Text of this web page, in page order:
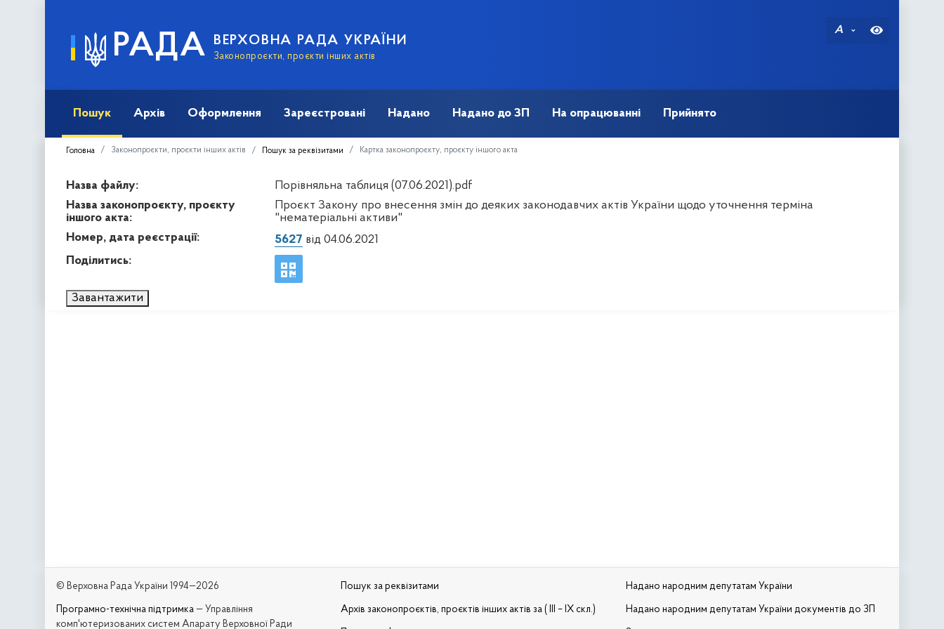
РАДА ВЕРХОВНА РАДА УКРАЇНИ
Законопроєкти, проєкти інших актів
A
Пошук Архів Оформлення Зареєстровані Надано Надано до ЗП На опрацюванні Прийнято
Головна Законопроєкти, проєкти інших актів Пошук за реквізитами Картка законопроєкту, проєкту іншого акта
Назва файлу:
Порівняльна таблиця (07.06.2021).pdf
Назва законопроєкту, проєкту
іншого акта:
Проєкт Закону про внесення змін до деяких законодавчих актів України щодо уточнення терміна
"нематеріальні активи"
Номер, дата реєстрації:
5627 від 04.06.2021
Поділитись:
Завантажити
© Верховна Рада України 1994—2026
Програмно-технічна підтримка — Управління
комп'ютеризованих систем Апарату Верховної Ради
Пошук за реквізитами
Архів законопроєктів, проєктів інших актів за ( III – IX скл.)
Надано народним депутатам України
Надано народним депутатам України документів до ЗП